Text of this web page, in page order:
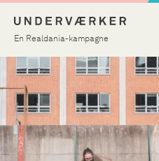
En Realdania-kampagne